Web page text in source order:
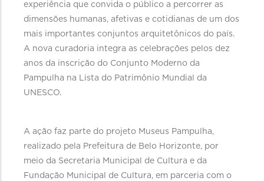
experiência que convida o público a percorrer as
dimensões humanas, afetivas e cotidianas de um dos
mais importantes conjuntos arquitetônicos do país.
A nova curadoria integra as celebrações pelos dez
anos da inscrição do Conjunto Moderno da
Pampulha na Lista do Patrimônio Mundial da
UNESCO.
A ação faz parte do projeto Museus Pampulha,
realizado pela Prefeitura de Belo Horizonte, por
meio da Secretaria Municipal de Cultura e da
Fundação Municipal de Cultura, em parceria com o